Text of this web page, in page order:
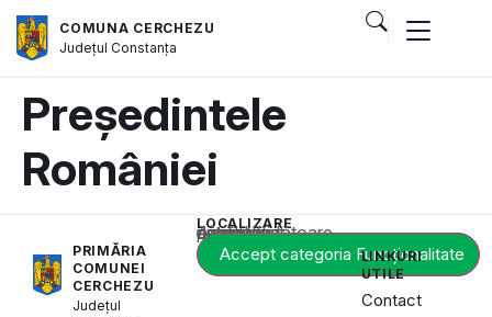
COMUNA CERCHEZU
JudețulConstanța
Președintele
României
PRIMĂRIA
COMUNEI
CERCHEZU
Județul
LOCALIZARE
Acest conținut este blocat până când acceptați categoria corespunzătoare de cookie-uri.
Accept categoria Funcționalitate
LINKURI
UTILE
Contact